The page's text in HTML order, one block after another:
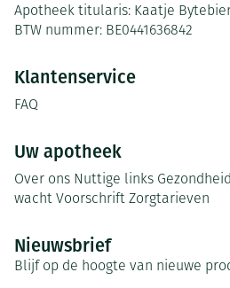
Apotheek titularis: Kaatje
BTW nummer: BE0441636842
Klantenservice
FAQ
Uw apotheek
Over ons Nuttige links
wacht Voorschrift Zorgtarieven
Nieuwsbrief
Blijf op de hoogte van nieuwe